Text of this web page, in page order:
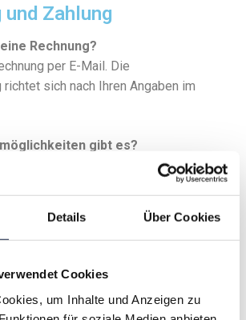
Details Über Cookies
Cookies
um Inhalte und Anzeigen zu
und Zahlung
Rechnung?
per E-Mail. Die
sich nach Ihren Angaben im
gibt es?
der Veranstaltung gesichert ist,
von uns. Andere
Veranstaltung
für Ihre Anmeldung. Die Anmeldung ist
direkt vor Ort möglich.